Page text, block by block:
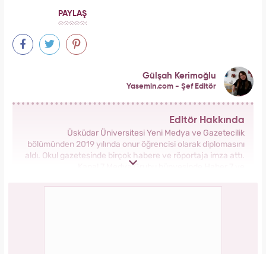
PAYLAŞ
Gülşah Kerimoğlu
Yasemin.com - Şef Editör
Editör Hakkında
Üsküdar Üniversitesi Yeni Medya ve Gazetecilik
bölümünden 2019 yılında onur öğrencisi olarak diplomasını
aldı. Okul gazetesinde birçok habere ve röportaja imza attı.
Kanal 7 Medya Grubu bünyesinde Haber 7 ve
stajyerlik yaptı. Yasemin.com’da mesleğe ilk adımını attı.